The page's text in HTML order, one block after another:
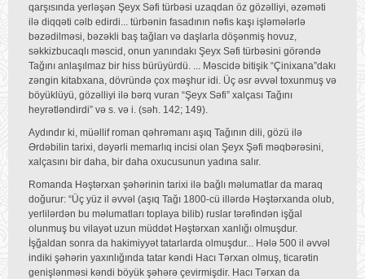
qarşısında yerləşən Şeyx Səfi türbəsi uzaqdan öz gözəlliyi, əzəməti
ilə diqqəti cəlb edirdi... türbənin fasadının nəfis kaşı işləmələrlə
bəzədilməsi, bəzəkli baş tağları və daşlarla döşənmiş hovuz,
səkkizbucaqlı məscid, onun yanındakı Şeyx Səfi türbəsini görəndə
Tağını anlaşılmaz bir hiss bürüyürdü. ... Məscidə bitişik “Çinixana”dakı
zəngin kitabxana, dövründə çox məşhur idi. Üç əsr əvvəl toxunmuş və
böyüklüyü, gözəlliyi ilə bərq vuran “Şeyx Səfi” xalçası Tağını
heyrətləndirdi” və s. və i. (səh. 142; 149).
Aydındır ki, müəllif roman qəhrəmanı aşıq Tağının dili, gözü ilə
Ərdəbilin tarixi, dəyərli memarlıq incisi olan Şeyx Şəfi məqbərəsini,
xalçasını bir daha, bir daha oxucusunun yadına salır.
Romanda Həştərxan şəhərinin tarixi ilə bağlı məlumatlar da maraq
doğurur: “Üç yüz il əvvəl (aşıq Tağı 1800-cü illərdə Həştərxanda olub,
yerlilərdən bu məlumatları toplaya bilib) ruslar tərəfindən işğal
olunmuş bu vilayət uzun müddət Həştərxan xanlığı olmuşdur.
İşğaldan sonra da hakimiyyət tatarlarda olmuşdur... Hələ 500 il əvvəl
indiki şəhərin yaxınlığında tatar kəndi Hacı Tərxan olmuş, ticarətin
genişlənməsi kəndi böyük şəhərə çevirmişdir. Hacı Tərxan da